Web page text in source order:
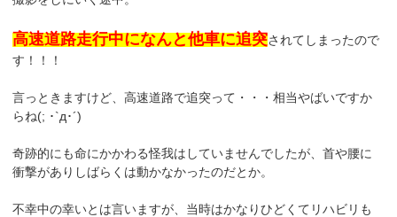
高速道路走行中になんと他車に追突されてしまったので
す！！！
言っときますけど、高速道路で追突って・・・相当やばいですか
らね(; ･`д･´)
奇跡的にも命にかかわる怪我はしていませんでしたが、首や腰に
衝撃がありしばらくは動かなかったのだとか。
不幸中の幸いとは言いますが、当時はかなりひどくてリハビリも